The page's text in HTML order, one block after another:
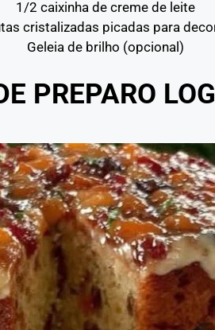
1/2 caixinha de creme de leite
cristalizadas picadas para
Geleia de brilho (opcional)
PREPARO